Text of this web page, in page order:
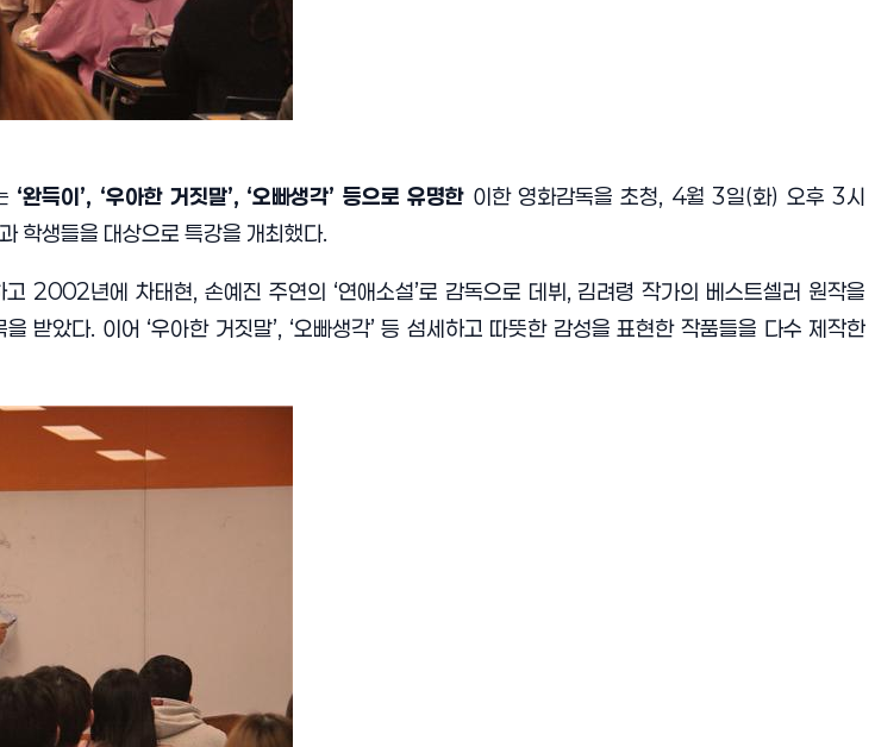
‘완득이’, ‘우아한 거짓말’, ‘오빠생각’ 등으로 유명한 이한 영화감독을 초청, 4월3일(화) 오후3시
학생들을 대상으로 특강을 개최했다.
고2002년에 차태현,손예진 주연의 ‘연애소설’로 감독으로 데뷔, 김려령 작가의 베스트셀러 원작을
을 받았다. 이어 ‘우아한 거짓말’, ‘오빠생각’등 섬세하고 따뜻한 감성을 표현한 작품들을 다수 제작한